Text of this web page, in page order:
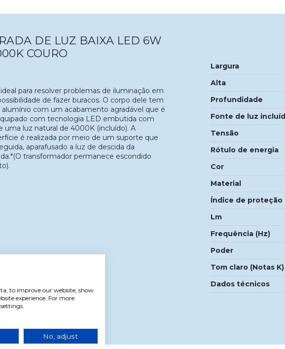
DE LUZ BAIXA LED 6W
COURO
para resolver problemas de iluminação em
de fazer buracos. O corpo dele tem
com um acabamento agradável que é
com tecnologia LED embutida com
luz natural de 4000K (incluído). A
é realizada por meio de um suporte que
aparafusado a luz de descida da
transformador permanece escondido
Largura
Alta
Profundidade
Fonte de luz
Tensão
Rótulo de energia
Cor
Material
Índice de proteção
Lm
Frequência (Hz)
Poder
Tom claro (Notas K)
Dados técnicos
to improve our website, show
experience. For more
No, adjust